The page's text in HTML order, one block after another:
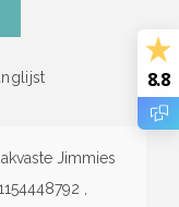
Jimmies
8.8